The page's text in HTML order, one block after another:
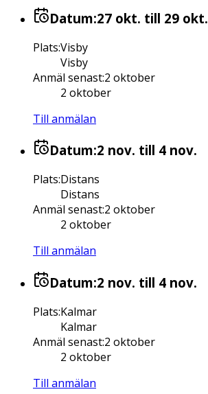
Datum:27 okt. till 29 okt.
Plats:Visby
Visby
Anmäl senast:2 oktober
2 oktober
Till anmälan
Datum:2 nov. till 4 nov.
Plats:Distans
Distans
Anmäl senast:2 oktober
2 oktober
Till anmälan
Datum:2 nov. till 4 nov.
Plats:Kalmar
Kalmar
Anmäl senast:2 oktober
2 oktober
Till anmälan